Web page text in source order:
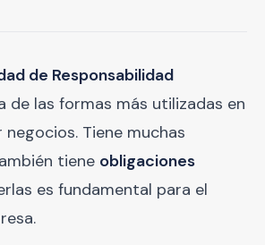
de Responsabilidad
de las formas más utilizadas en
Tiene muchas
tiene obligaciones
es fundamental para el